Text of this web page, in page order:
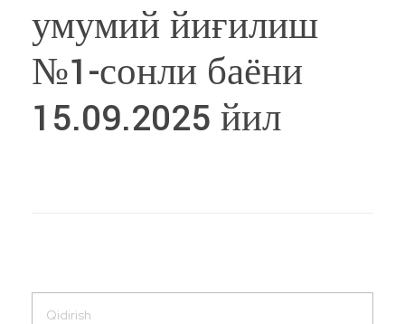
умумий йиғилиш
№1-сонли баёни
15.09.2025 йил